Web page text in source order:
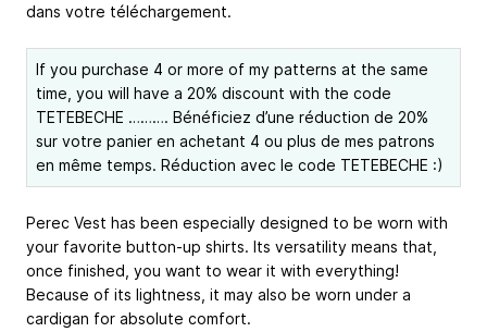
dans votre téléchargement.
If you purchase 4 or more of my patterns at the same
time, you will have a 20% discount with the code
TETEBECHE ………. Bénéficiez d’une réduction de 20%
sur votre panier en achetant 4 ou plus de mes patrons
en même temps. Réduction avec le code TETEBECHE :)
Perec Vest has been especially designed to be worn with
your favorite button-up shirts. Its versatility means that,
once finished, you want to wear it with everything!
Because of its lightness, it may also be worn under a
cardigan for absolute comfort.